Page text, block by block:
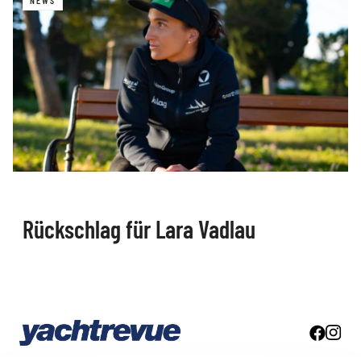
Rückschlag für Lara Vadlau